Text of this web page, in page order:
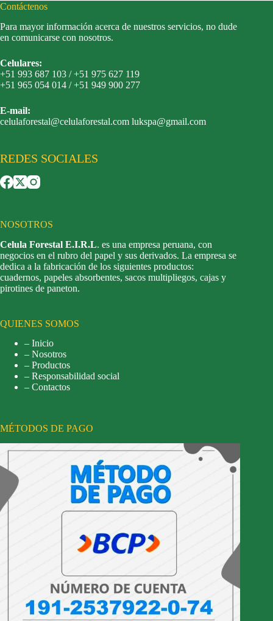
Contáctenos
Para mayor información acerca de nuestros servicios, no dude
en comunicarse con nosotros.
Celulares:
+51 993 687 103 / +51 975 627 119
+51 965 054 014 / +51 949 900 277
E-mail:
celulaforestal@celulaforestal.com lukspa@gmail.com
REDES SOCIALES
NOSOTROS
Celula Forestal E.I.R.L. es una empresa peruana, con
negocios en el rubro del papel y sus derivados. La empresa se
dedica a la fabricación de los siguientes productos:
cuadernos, papeles absorbentes, sacos multipliegos, cajas y
pirotines de paneton.
QUIENES SOMOS
– Inicio
– Nosotros
– Productos
– Responsabilidad social
– Contactos
MÉTODOS DE PAGO